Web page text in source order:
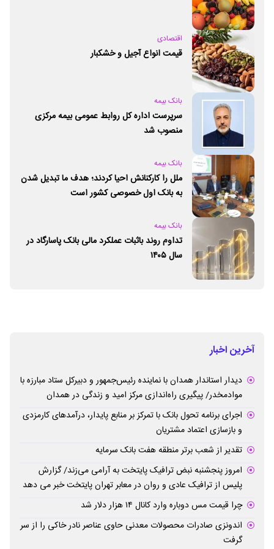
اقتصادی
قیمت انواع آجیل و خشکبار
بانک بیمه
سرپرست اداره کل روابط عمومی بیمه مرکزی
منصوب شد
بانک بیمه
ملل را کارکنانش احیا کردند؛ هدف ما تبدیل شدن
به بانک اول خصوصی کشور است
بانک بیمه
تداوم روند باثبات عملکرد مالی بانک پاسارگاد در
سال ۱۴۰۵
آخرین اخبار
دیدار استاندار همدان با نماینده رئیس‌جمهور و دبیرکل ستاد مبارزه با
موادمخدر/ پیگیری راه‌اندازی مرکز امید و زندگی در همدان
اجرای برنامه تحول بانک با تمرکز بر منابع پایدار، درآمدهای کارمزدی
و بازسازی اعتماد مشتریان
تقدیر از شعب برتر منطقه هفت بانک سرمایه
امروز پنجشنبه نبض ترافیک پایتخت به آرامی می‌زند/ گزارش
پلیس از ترافیک عادی و روان در معابر تهران پایتخت خبر می دهد
چرا قیمت مس دوباره وارد کانال ۱۴ هزار دلار شد
اندونزی صادرات محصولات معدنی حاوی عناصر نادر خاکی را از سر
گرفت